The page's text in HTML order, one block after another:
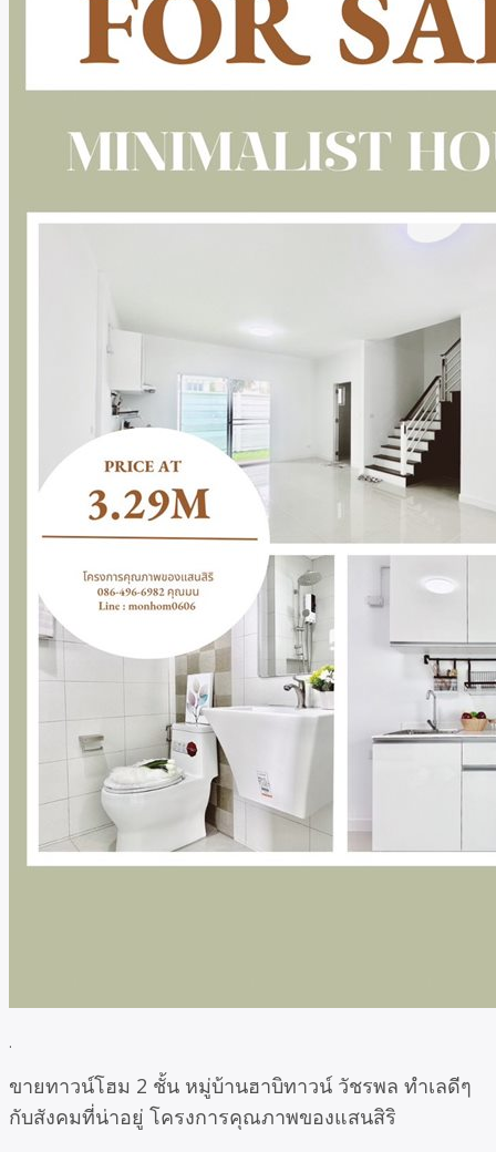
.
ขายทาวน์โฮม 2 ชั้น หมู่บ้านฮาบิทาวน์ วัชรพล ทำเลดีๆ
กับสังคมที่น่าอยู่ โครงการคุณภาพของแสนสิริ